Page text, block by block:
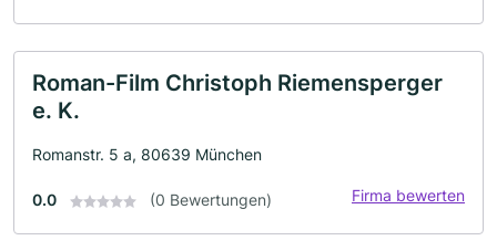
Roman-Film Christoph Riemensperger
e. K.
Romanstr. 5 a, 80639 München
0.0 (0 Bewertungen) Firma bewerten